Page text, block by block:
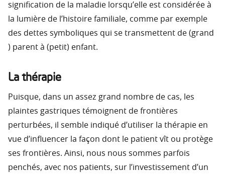
signification de la maladie lorsqu’elle est considérée à
la lumière de l’histoire familiale, comme par exemple
des dettes symboliques qui se transmettent de (grand
) parent à (petit) enfant.
La thérapie
Puisque, dans un assez grand nombre de cas, les
plaintes gastriques témoignent de frontières
perturbées, il semble indiqué d’utiliser la thérapie en
vue d’influencer la façon dont le patient vît ou protège
ses frontières. Ainsi, nous nous sommes parfois
penchés, avec nos patients, sur l’investissement d’un